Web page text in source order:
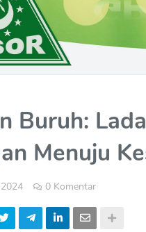
Buruh:
Menuju
0 Komentar